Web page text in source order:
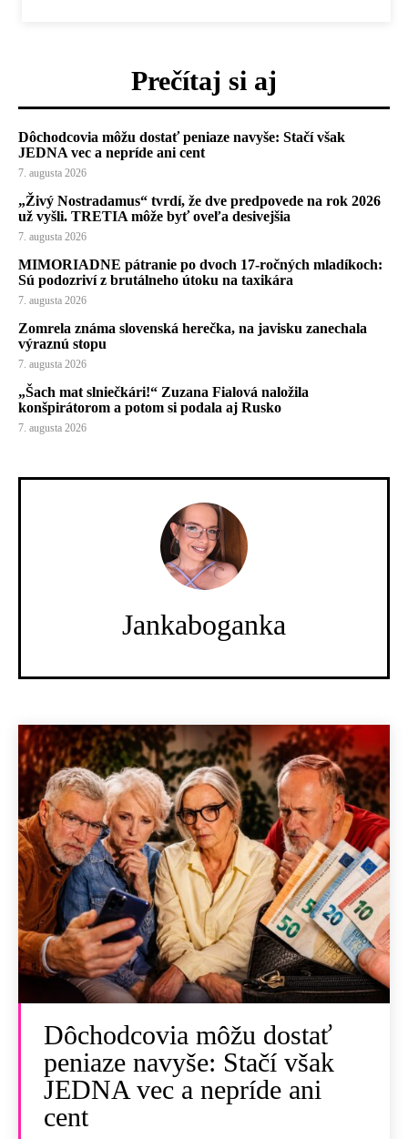
Prečítaj si aj
Dôchodcovia môžu dostať peniaze navyše: Stačí však
JEDNA vec a nepríde ani cent
7. augusta 2026
„Živý Nostradamus“ tvrdí, že dve predpovede na rok 2026
už vyšli. TRETIA môže byť oveľa desivejšia
7. augusta 2026
MIMORIADNE pátranie po dvoch 17-ročných mladíkoch:
Sú podozriví z brutálneho útoku na taxikára
7. augusta 2026
Zomrela známa slovenská herečka, na javisku zanechala
výraznú stopu
7. augusta 2026
„Šach mat slniečkári!“ Zuzana Fialová naložila
konšpirátorom a potom si podala aj Rusko
7. augusta 2026
Jankaboganka
Dôchodcovia môžu dostať
peniaze navyše: Stačí však
JEDNA vec a nepríde ani
cent